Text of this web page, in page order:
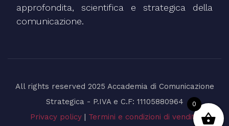
approfondita, scientifica e strategica della
comunicazione.
All rights reserved 2025 Accademia di Comunicazione
Strategica - P.IVA e C.F: 11105880964
Privacy policy| Termini e condizioni di vendita
0